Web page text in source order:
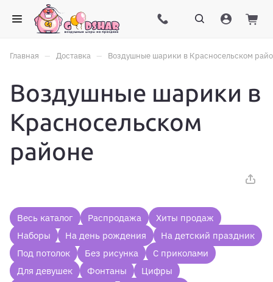
Главная – Доставка – Воздушные шарики в Красносельском
Воздушные шарики в
Красносельском
районе
Весь каталог Распродажа
Хиты продаж
Наборы
На день рождения
На детский праздник
Под потолок
Без рисунка
С приколами
Для девушек
Фонтаны
Цифры